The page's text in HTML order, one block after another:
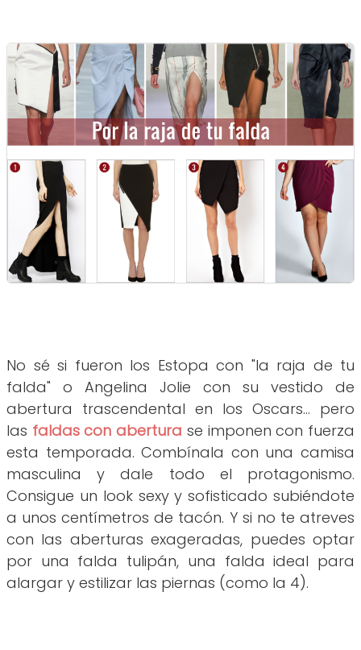
No sé si fueron los Estopa con "la raja de tu
falda" o Angelina Jolie con su vestido de
abertura trascendental en los Oscars... pero
las faldas con abertura se imponen con fuerza
esta temporada. Combínala con una camisa
masculina y dale todo el protagonismo.
Consigue un look sexy y sofisticado subiéndote
a unos centímetros de tacón. Y si no te atreves
con las aberturas exageradas, puedes optar
por una falda tulipán, una falda ideal para
alargar y estilizar las piernas (como la 4).